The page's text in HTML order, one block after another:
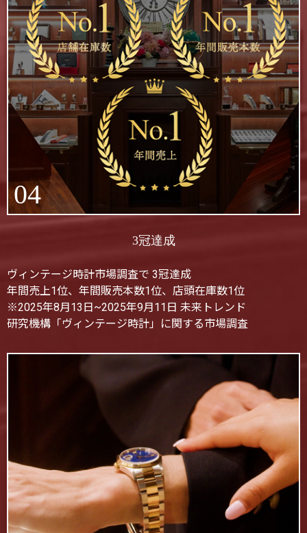
04
3冠達成
ヴィンテージ時計市場調査で 3冠達成
年間売上1位、年間販売本数1位、店頭在庫数1位
※2025年8月13日~2025年9月11日 未来トレンド
研究機構「ヴィンテージ時計」に関する市場調査